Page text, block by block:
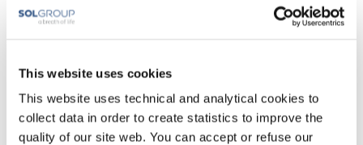
This website uses cookies
This website uses technical and analytical cookies to
collect data in order to create statistics to improve the
quality of our site web. You can accept or refuse our
Ihre Lösung
Reduzierung des Schnarchens in
dies die Hauptursache vieler Fälle ist. Kontaktieren Sie
uns, wir beraten Sie gerne!